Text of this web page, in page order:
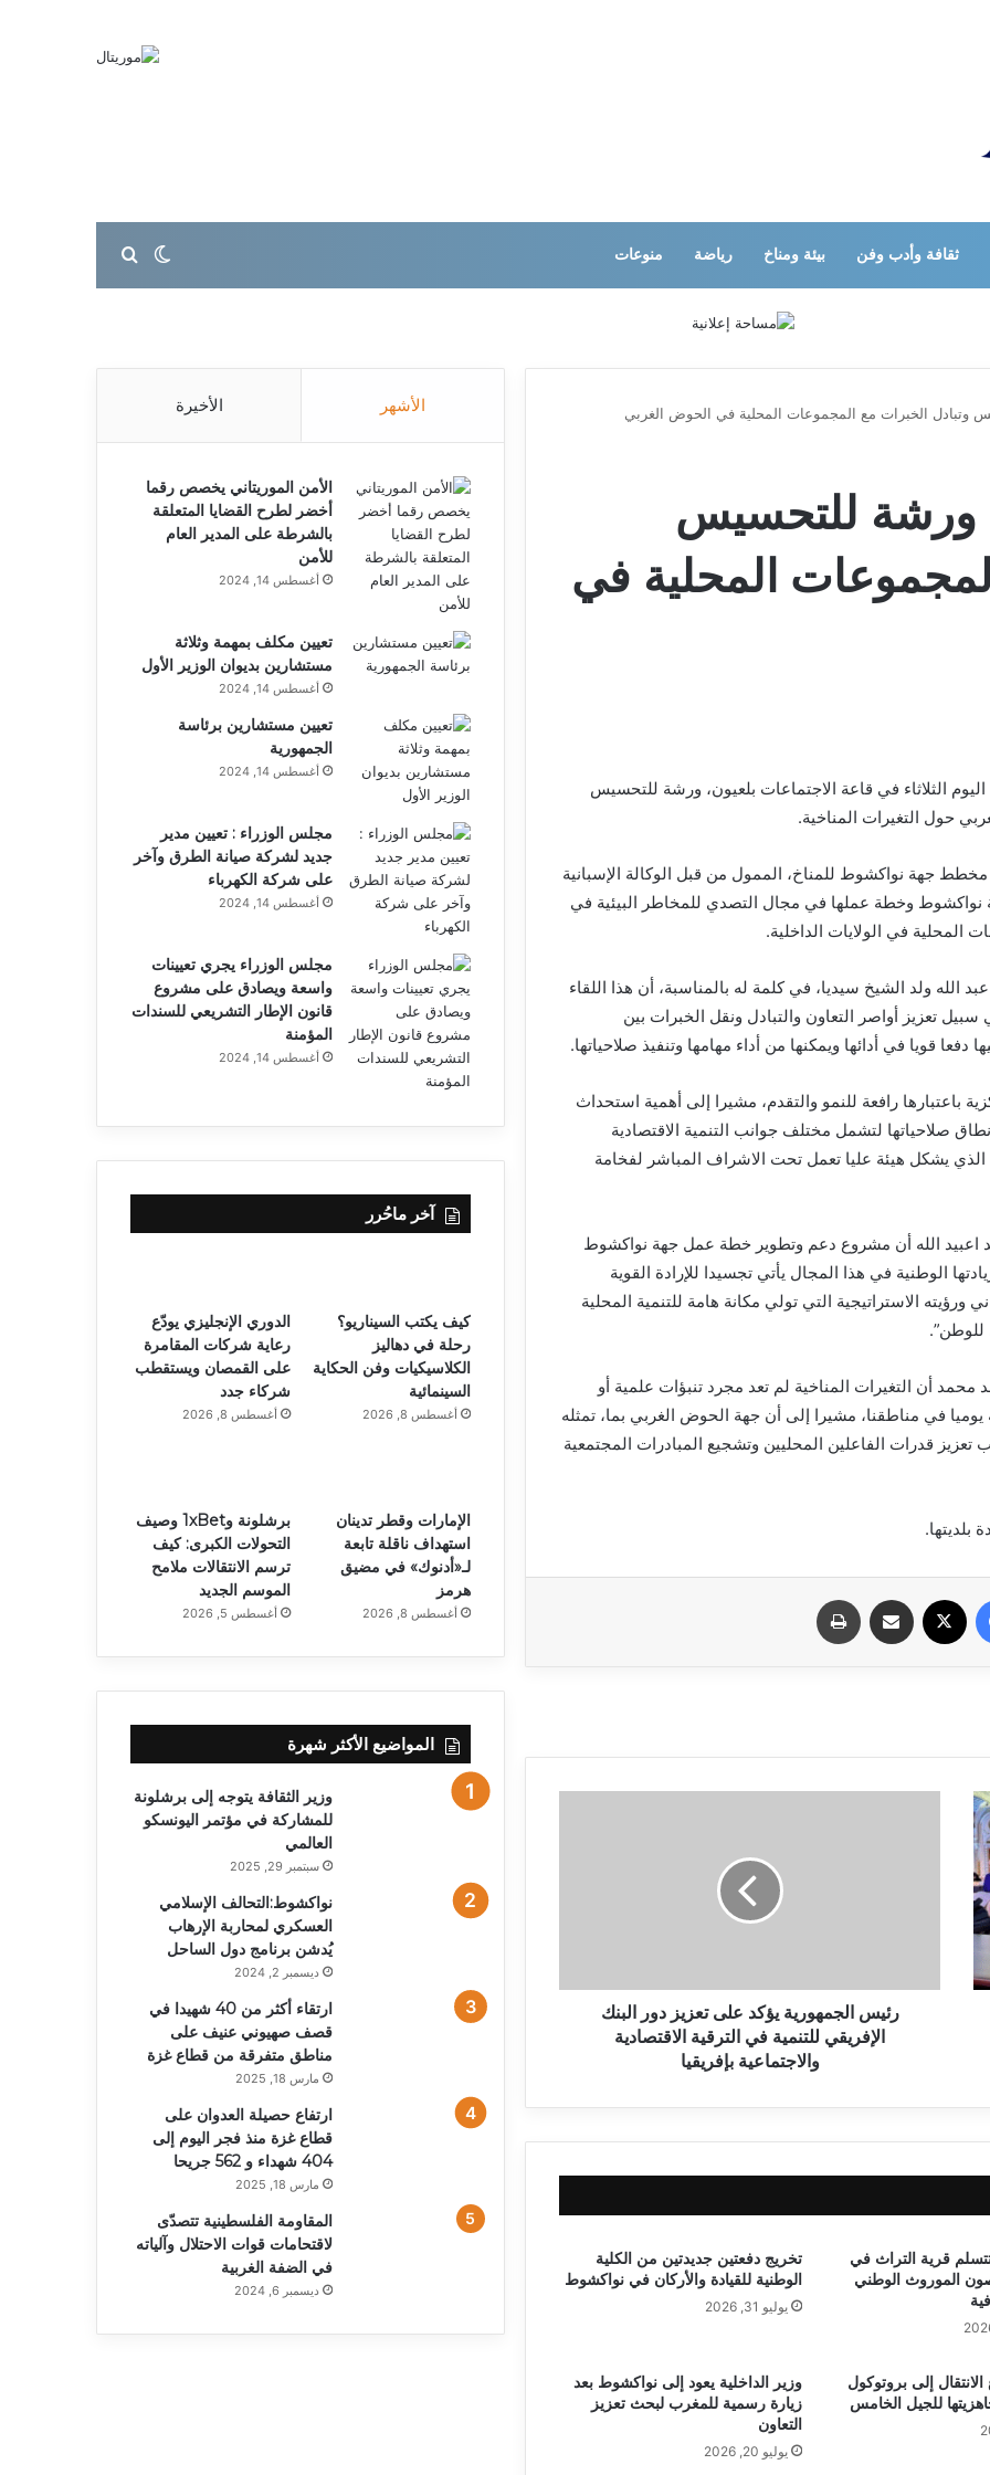
ثقافة وأدب وفن بيئة ومناخ رياضة منوعات الوضع المظلم
بحث عن
الخبرات مع المجموعات المحلية في الحوض الغربي
ورشة للتحسيس
المحلية في
الثلاثاء في قاعة الاجتماعات بلعيون، ورشة للتحسيس
حول التغيرات المناخية.
جهة نواكشوط للمناخ، الممول من قبل الوكالة الإسبانية
نواكشوط وخطة عملها في مجال التصدي للمخاطر البيئية في
المحلية في الولايات الداخلية.
ولد الشيخ سيديا، في كلمة له بالمناسبة، أن هذا اللقاء
تعزيز أواصر التعاون والتبادل ونقل الخبرات بين
قويا في أدائها ويمكنها من أداء مهامها وتنفيذ صلاحياتها.
باعتبارها رافعة للنمو والتقدم، مشيرا إلى أهمية استحداث
صلاحياتها لتشمل مختلف جوانب التنمية الاقتصادية
الذي يشكل هيئة عليا تعمل تحت الاشراف المباشر لفخامة
اعبيد الله أن مشروع دعم وتطوير خطة عمل جهة نواكشوط
الوطنية في هذا المجال يأتي تجسيدا للإرادة القوية
الاستراتيجية التي تولي مكانة هامة للتنمية المحلية
للوطن”.
أن التغيرات المناخية لم تعد مجرد تنبؤات علمية أو
في مناطقنا، مشيرا إلى أن جهة الحوض الغربي بما، تمثله
قدرات الفاعلين المحليين وتشجيع المبادرات المجتمعية
فيسبوك مشاركة عبر البريد
رئيس الجمهورية يؤكد على تعزيز دور البنك
الإفريقي للتنمية في الترقية الاقتصادية
والاجتماعية بإفريقيا
تتسلم قرية التراث في
الموروث الوطني
تخريج دفعتين جديدتين من الكلية
الوطنية للقيادة والأركان في نواكشوط
يوليو 31, 2026
الانتقال إلى بروتوكول
وزير الداخلية يعود إلى نواكشوط بعد
زيارة رسمية للمغرب لبحث تعزيز
التعاون
يوليو 20, 2026
الأشهر الأخيرة
الأمن الموريتاني يخصص رقما
أخضر لطرح القضايا المتعلقة
بالشرطة على المدير العام
للأمن
أغسطس 14, 2024
تعيين مكلف بمهمة وثلاثة
مستشارين بديوان الوزير الأول
أغسطس 14, 2024
تعيين مستشارين برئاسة
الجمهورية
أغسطس 14, 2024
مجلس الوزراء : تعيين مدير
جديد لشركة صيانة الطرق وآخر
على شركة الكهرباء
أغسطس 14, 2024
مجلس الوزراء يجري تعيينات
واسعة ويصادق على مشروع
قانون الإطار التشريعي للسندات
المؤمنة
أغسطس 14, 2024
آخر ماحُرر
كيف يكتب السيناريو؟
رحلة في دهاليز
الكلاسيكيات وفن الحكاية
السينمائية
أغسطس 8, 2026
الدوري الإنجليزي يودّع
رعاية شركات المقامرة
على القمصان ويستقطب
شركاء جدد
أغسطس 8, 2026
الإمارات وقطر تدينان
استهداف ناقلة تابعة
لـ«أدنوك» في مضيق
هرمز
أغسطس 8, 2026
برشلونة و1xBet وصيف
التحولات الكبرى: كيف
ترسم الانتقالات ملامح
الموسم الجديد
أغسطس 5, 2026
المواضيع الأكثر شهرة
وزير الثقافة يتوجه إلى برشلونة
للمشاركة في مؤتمر اليونسكو
العالمي
سبتمبر 29, 2025
نواكشوط:التحالف الإسلامي
العسكري لمحاربة الإرهاب
يُدشن برنامج دول الساحل
ديسمبر 2, 2024
ارتقاء أكثر من 40 شهيدا في
قصف صهيوني عنيف على
مناطق متفرقة من قطاع غزة
مارس 18, 2025
ارتفاع حصيلة العدوان على
قطاع غزة منذ فجر اليوم إلى
404 شهداء و 562 جريحا
مارس 18, 2025
المقاومة الفلسطينية تتصدّى
لاقتحامات قوات الاحتلال وآلياته
في الضفة الغربية
ديسمبر 6, 2024